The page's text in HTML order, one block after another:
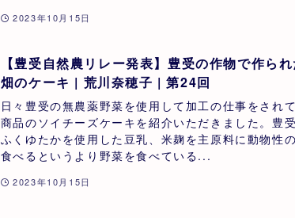
2023年10月15日
【豊受自然農リレー発表】豊受の作物で作ら
畑のケーキ | 荒川奈穂子 | 第24回
日々豊受の無農薬野菜を使用して加工の仕事をされ
商品のソイチーズケーキを紹介いただきました。豊
ふくゆたかを使用した豆乳、米麹を主原料に動物性
食べるというより野菜を食べている...
2023年10月15日